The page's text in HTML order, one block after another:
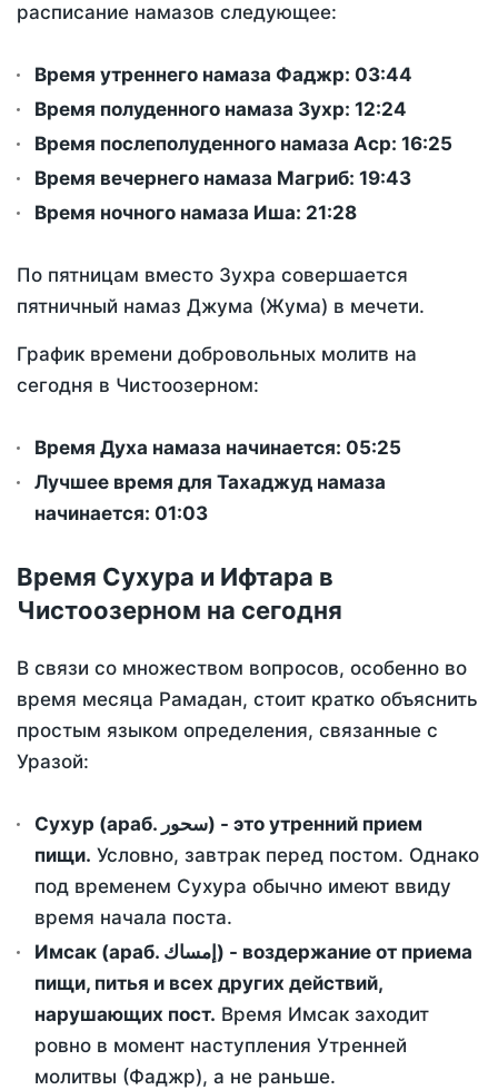
расписание намазов следующее:
Время утреннего намаза Фаджр: 03:44
Время полуденного намаза Зухр: 12:24
Время послеполуденного намаза Аср: 16:25
Время вечернего намаза Магриб: 19:43
Время ночного намаза Иша: 21:28
По пятницам вместо Зухра совершается
пятничный намаз Джума (Жума) в мечети.
График времени добровольных молитв на
сегодня в Чистоозерном:
Время Духа намаза начинается: 05:25
Лучшее время для Тахаджуд намаза
начинается: 01:03
Время Сухура и Ифтара в
Чистоозерном на сегодня
В связи со множеством вопросов, особенно во
время месяца Рамадан, стоит кратко объяснить
простым языком определения, связанные с
Уразой:
Сухур (араб. سحور) - это утренний прием
пищи. Условно, завтрак перед постом. Однако
под временем Сухура обычно имеют ввиду
время начала поста.
Имсак (араб. إمساك) - воздержание от приема
пищи, питья и всех других действий,
нарушающих пост. Время Имсак заходит
ровно в момент наступления Утренней
молитвы (Фаджр), а не раньше.